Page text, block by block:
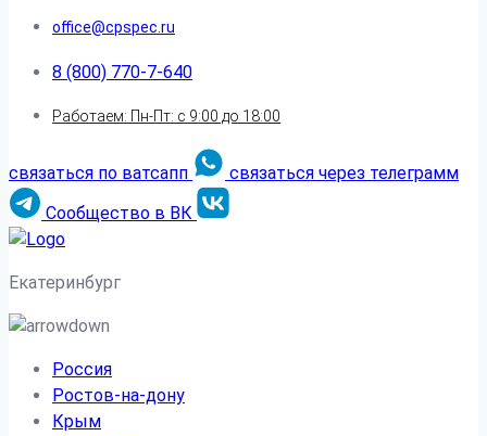
office@cpspec.ru
8 (800) 770-7-640
Работаем: Пн-Пт: с 9:00 до 18:00
связаться по ватсапп
связаться через телеграмм
Сообщество в ВК
Екатеринбург
Россия
Ростов-на-дону
Крым